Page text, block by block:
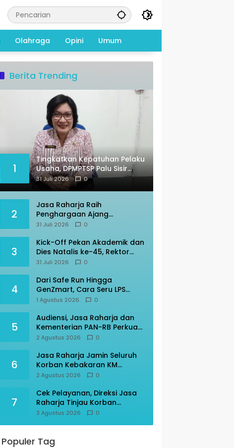
Olahraga Opini Umum
Berita Trending
1
Tingkatkan Kepatuhan Pelaku
Usaha, DPMPTSP Palu Sisir
Warkop – Restoran
31 Juli 2026 0
2
Jasa Raharja Raih
Penghargaan Ajang
Transportasi Indonesia
31 Juli 2026 0
3
Kick-Off Pekan Akademik dan
Dies Natalis ke-45, Rektor
Prof Amar: “KITA” Untad
31 Juli 2026 0
4
Dari Safe Run Hingga
GenZmart, Cara Seru LPS
Edukasi Warga Palu Cerdas
1 Agustus 2026 0
5
Audiensi, Jasa Raharja dan
Kementerian PAN-RB Perkuat
Koordinasi
2 Agustus 2026 0
6
Jasa Raharja Jamin Seluruh
Korban Kebakaran KM
Mutiara Sentosa II
2 Agustus 2026 0
7
Cek Pelayanan, Direksi Jasa
Raharja Tinjau Korban
Kebakaran KM Mutiara
3 Agustus 2026 0
Populer Tag